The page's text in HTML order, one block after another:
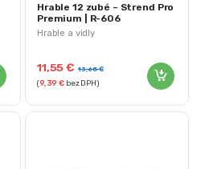
Hrable a vidly
Hrable 12 zubé – Strend Pro
Premium | R-606
11,55€ 13,65€
(9,39€ bez DPH)